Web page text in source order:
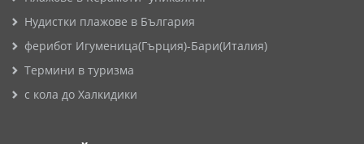
Нудистки плажове в България
ферибот Игуменица(Гърция)-Бари(Италия)
Термини в туризма
с кола до Халкидики